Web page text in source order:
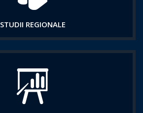
STUDII REGIONALE